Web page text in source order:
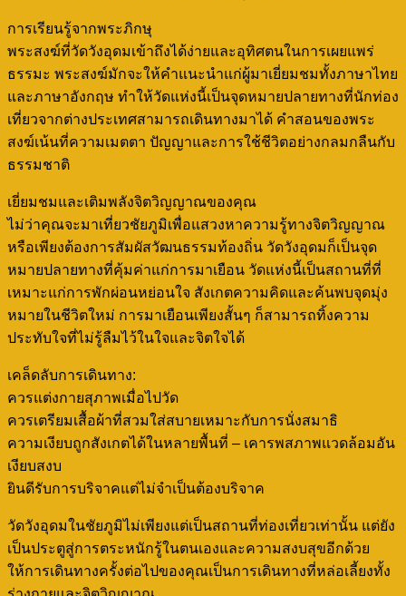
การเรียนรู้จากพระภิกษุ
พระสงฆ์ที่วัดวังอุดมเข้าถึงได้ง่ายและอุทิศตนในการเผยแพร่
ธรรมะ พระสงฆ์มักจะให้คำแนะนำแก่ผู้มาเยี่ยมชมทั้งภาษาไทย
และภาษาอังกฤษ ทำให้วัดแห่งนี้เป็นจุดหมายปลายทางที่นักท่อง
เที่ยวจากต่างประเทศสามารถเดินทางมาได้ คำสอนของพระ
สงฆ์เน้นที่ความเมตตา ปัญญาและการใช้ชีวิตอย่างกลมกลืนกับ
ธรรมชาติ
เยี่ยมชมและเติมพลังจิตวิญญาณของคุณ
ไม่ว่าคุณจะมาเที่ยวชัยภูมิเพื่อแสวงหาความรู้ทางจิตวิญญาณ
หรือเพียงต้องการสัมผัสวัฒนธรรมท้องถิ่น วัดวังอุดมก็เป็นจุด
หมายปลายทางที่คุ้มค่าแก่การมาเยือน วัดแห่งนี้เป็นสถานที่ที่
เหมาะแก่การพักผ่อนหย่อนใจ สังเกตความคิดและค้นพบจุดมุ่ง
หมายในชีวิตใหม่ การมาเยือนเพียงสั้นๆ ก็สามารถทิ้งความ
ประทับใจที่ไม่รู้ลืมไว้ในใจและจิตใจได้
เคล็ดลับการเดินทาง:
ควรแต่งกายสุภาพเมื่อไปวัด
ควรเตรียมเสื้อผ้าที่สวมใส่สบายเหมาะกับการนั่งสมาธิ
ความเงียบถูกสังเกตได้ในหลายพื้นที่ – เคารพสภาพแวดล้อมอัน
เงียบสงบ
ยินดีรับการบริจาคแต่ไม่จำเป็นต้องบริจาค
วัดวังอุดมในชัยภูมิไม่เพียงแต่เป็นสถานที่ท่องเที่ยวเท่านั้น แต่ยัง
เป็นประตูสู่การตระหนักรู้ในตนเองและความสงบสุขอีกด้วย
ให้การเดินทางครั้งต่อไปของคุณเป็นการเดินทางที่หล่อเลี้ยงทั้ง